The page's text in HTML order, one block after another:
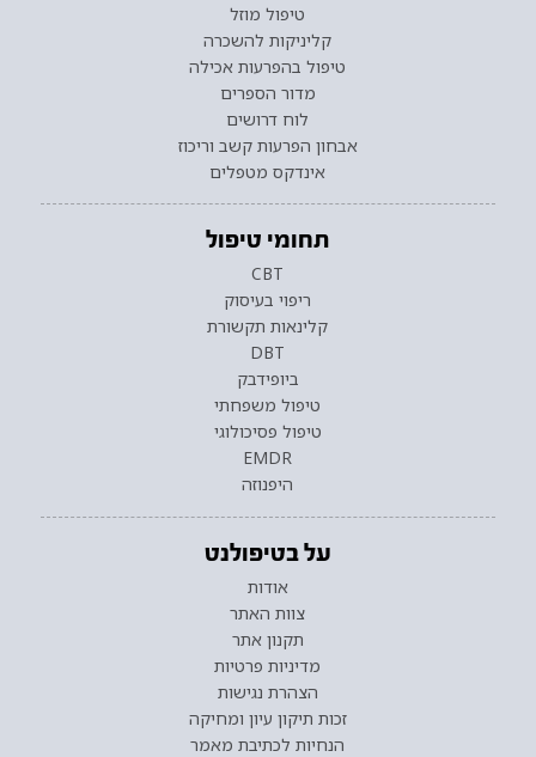
טיפול מוזל
קליניקות להשכרה
טיפול בהפרעות אכילה
מדור הספרים
לוח דרושים
אבחון הפרעות קשב וריכוז
אינדקס מטפלים
תחומי טיפול
CBT
ריפוי בעיסוק
קלינאות תקשורת
DBT
ביופידבק
טיפול משפחתי
טיפול פסיכולוגי
EMDR
היפנוזה
על בטיפולנט
אודות
צוות האתר
תקנון אתר
מדיניות פרטיות
הצהרת נגישות
זכות תיקון עיון ומחיקה
הנחיות לכתיבת מאמר